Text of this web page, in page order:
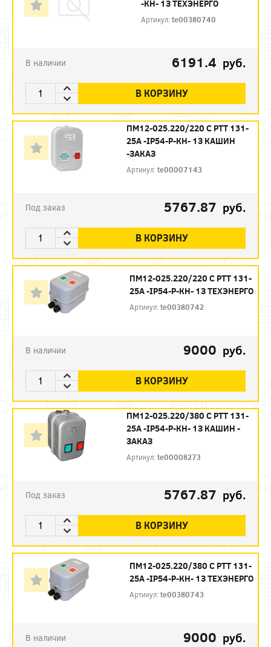
-КН- 1З ТЕХЭНЕРГО
Артикул:te00380740
В наличии 6191.4 руб.
В КОРЗИНУ
ПМ12-025.220/220 С РТТ 131-
25А -IP54-Р-КН- 1З КАШИН
-ЗАКАЗ
Артикул:te00007143
Под заказ 5767.87 руб.
В КОРЗИНУ
ПМ12-025.220/220 С РТТ 131-
25А -IP54-Р-КН- 1З ТЕХЭНЕРГО
Артикул:te00380742
В наличии 9000 руб.
В КОРЗИНУ
ПМ12-025.220/380 С РТТ 131-
25А -IP54-Р-КН- 1З КАШИН -
ЗАКАЗ
Артикул:te00008273
Под заказ 5767.87 руб.
В КОРЗИНУ
ПМ12-025.220/380 С РТТ 131-
25А -IP54-Р-КН- 1З ТЕХЭНЕРГО
Артикул:te00380743
В наличии 9000 руб.